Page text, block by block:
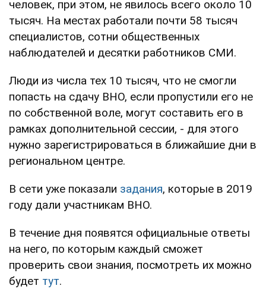
человек, при этом, не явилось всего около 10
тысяч. На местах работали почти 58 тысяч
специалистов, сотни общественных
наблюдателей и десятки работников СМИ.
Люди из числа тех 10 тысяч, что не смогли
попасть на сдачу ВНО, если пропустили его не
по собственной воле, могут составить его в
рамках дополнительной сессии, - для этого
нужно зарегистрироваться в ближайшие дни в
региональном центре.
В сети уже показали задания, которые в 2019
году дали участникам ВНО.
В течение дня появятся официальные ответы
на него, по которым каждый сможет
проверить свои знания, посмотреть их можно
будет тут.